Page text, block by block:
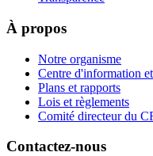
À propos
Notre organisme
Centre d'information
Plans et rapports
Lois et règlements
Comité directeur du
Contactez-nous